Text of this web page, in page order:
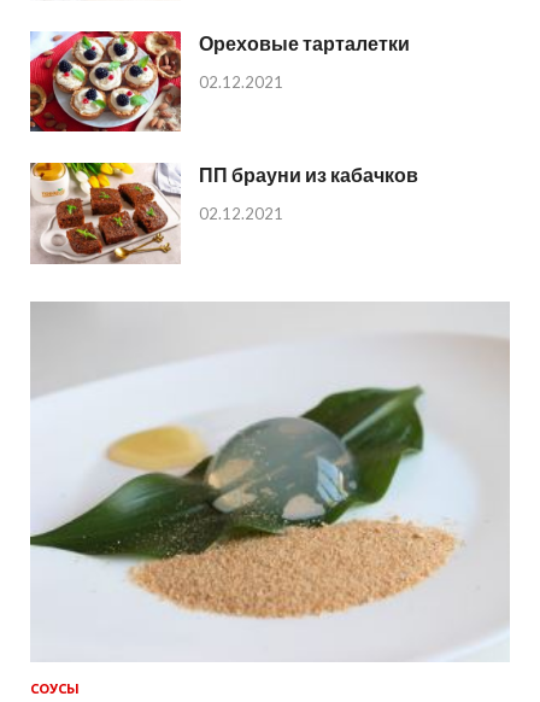
Ореховые тарталетки
02.12.2021
ПП брауни из кабачков
02.12.2021
СОУСЫ